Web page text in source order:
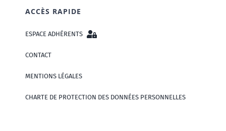
ACCÈS RAPIDE
ESPACE ADHÉRENTS
CONTACT
MENTIONS LÉGALES
CHARTE DE PROTECTION DES DONNÉES PERSONNELLES